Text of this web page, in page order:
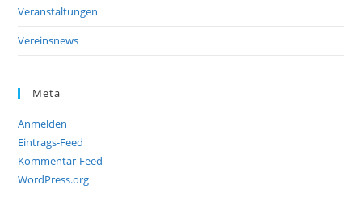
Veranstaltungen
Vereinsnews
Meta
Anmelden
Eintrags-Feed
Kommentar-Feed
WordPress.org